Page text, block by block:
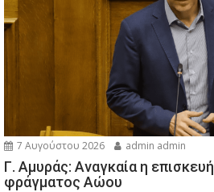
7 Αυγούστου 2026 admin admin
Γ. Αμυράς: Αναγκαία η
φράγματος Αώου